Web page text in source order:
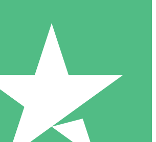
de Créditos Individuais
o uso com créditos de download. Sem
1000